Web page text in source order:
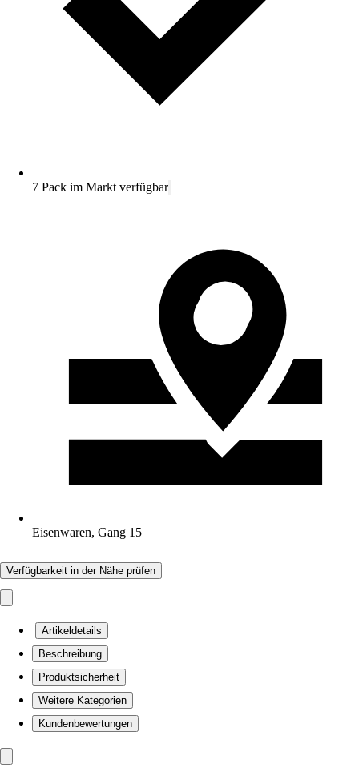
7 Pack im Markt verfügbar
Eisenwaren, Gang 15
Verfügbarkeit in der Nähe prüfen
Artikeldetails
Beschreibung
Produktsicherheit
Weitere Kategorien
Kundenbewertungen